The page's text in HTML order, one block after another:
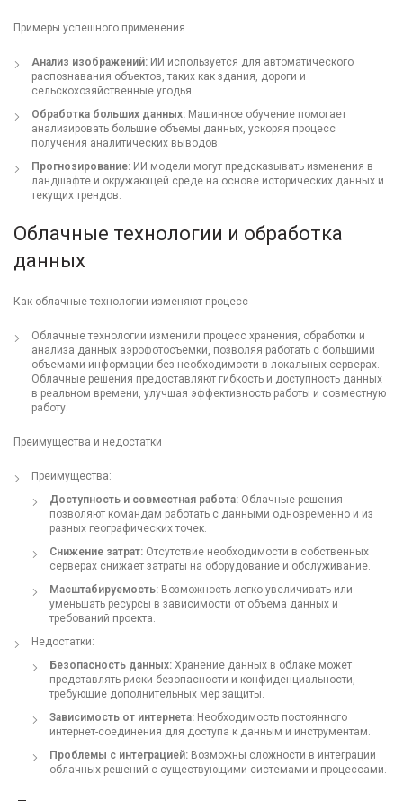
Примеры успешного применения
Анализ изображений: ИИ используется для автоматического
распознавания объектов, таких как здания, дороги и
сельскохозяйственные угодья.
Обработка больших данных: Машинное обучение помогает
анализировать большие объемы данных, ускоряя процесс
получения аналитических выводов.
Прогнозирование: ИИ модели могут предсказывать изменения в
ландшафте и окружающей среде на основе исторических данных и
текущих трендов.
Облачные технологии и обработка
данных
Как облачные технологии изменяют процесс
Облачные технологии изменили процесс хранения, обработки и
анализа данных аэрофотосъемки, позволяя работать с большими
объемами информации без необходимости в локальных серверах.
Облачные решения предоставляют гибкость и доступность данных
в реальном времени, улучшая эффективность работы и совместную
работу.
Преимущества и недостатки
Преимущества:
Доступность и совместная работа: Облачные решения
позволяют командам работать с данными одновременно и из
разных географических точек.
Снижение затрат: Отсутствие необходимости в собственных
серверах снижает затраты на оборудование и обслуживание.
Масштабируемость: Возможность легко увеличивать или
уменьшать ресурсы в зависимости от объема данных и
требований проекта.
Недостатки:
Безопасность данных: Хранение данных в облаке может
представлять риски безопасности и конфиденциальности,
требующие дополнительных мер защиты.
Зависимость от интернета: Необходимость постоянного
интернет-соединения для доступа к данным и инструментам.
Проблемы с интеграцией: Возможны сложности в интеграции
облачных решений с существующими системами и процессами.